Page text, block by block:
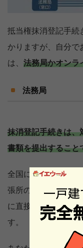
抵当権抹消登記手続
かりますが、自分で
は、 法務局かオンラ
法務局
抹消登記手続きは、
書類を提出すること
全国に約500ヶ所存
張所の対応する管轄
に直接もって行くの
す。